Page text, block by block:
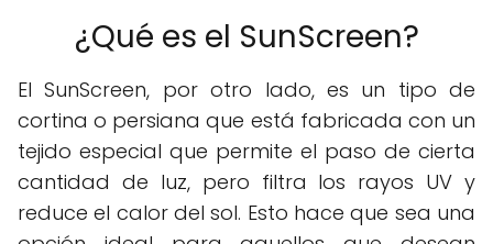
¿Qué es el SunScreen?
El SunScreen, por otro lado, es un tipo de
cortina o persiana que está fabricada con un
tejido especial que permite el paso de cierta
cantidad de luz, pero filtra los rayos UV y
reduce el calor del sol. Esto hace que sea una